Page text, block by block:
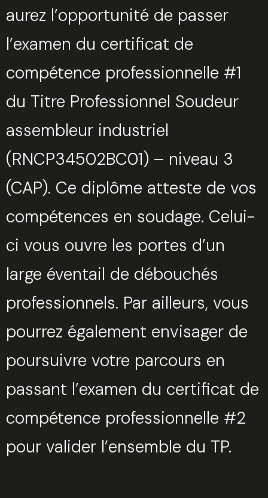
aurez l’opportunité de passer
l’examen du certificat de
compétence professionnelle #1
du Titre Professionnel Soudeur
assembleur industriel
(RNCP34502BC01) – niveau 3
(CAP). Ce diplôme atteste de vos
compétences en soudage. Celui-
ci vous ouvre les portes d’un
large éventail de débouchés
professionnels. Par ailleurs, vous
pourrez également envisager de
poursuivre votre parcours en
passant l’examen du certificat de
compétence professionnelle #2
pour valider l’ensemble du TP.